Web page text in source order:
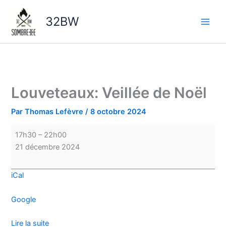
contenu
32BW
Louveteaux: Veillée de Noël
ParThomas Lefèvre/8 octobre 2024
Louveteaux:
Veillée
de
Noël
17h30 – 22h00
21 décembre 2024
iCal
Google
Lire la suite